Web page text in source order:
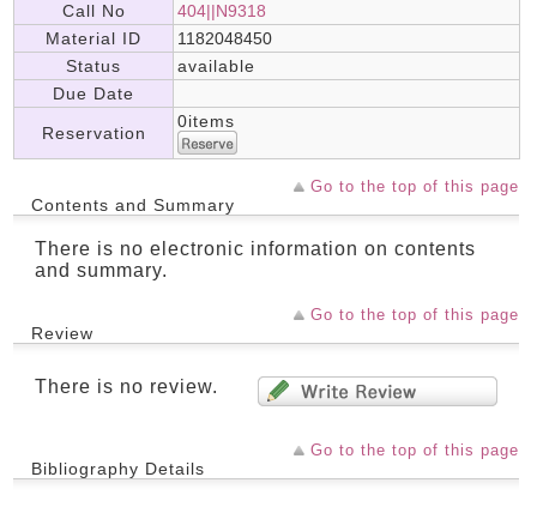
Call No
404||N9318
Material ID
1182048450
Status
available
Due Date
Reservation
0items
Go to the top of this page
Contents and Summary
There is no electronic information on contents
and summary.
Go to the top of this page
Review
There is no review.
Go to the top of this page
Bibliography Details